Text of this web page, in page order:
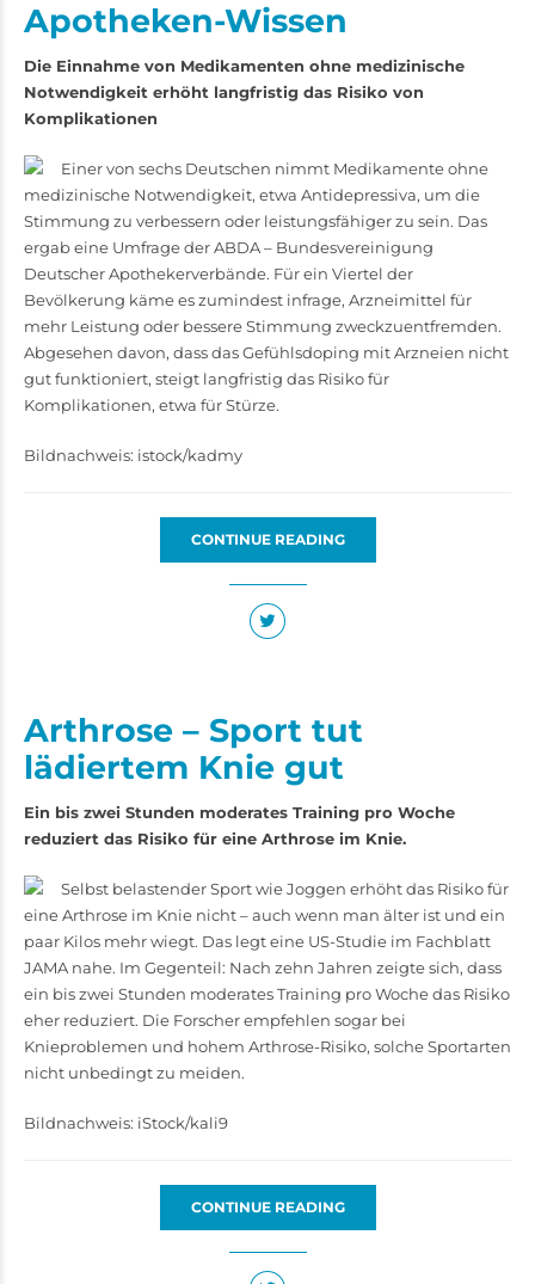
Apotheken-Wissen
Die Einnahme von Medikamenten ohne medizinische
Notwendigkeit erhöht langfristig das Risiko von
Komplikationen
Einer von sechs Deutschen nimmt Medikamente ohne
medizinische Notwendigkeit, etwa Antidepressiva, um die
Stimmung zu verbessern oder leistungsfähiger zu sein. Das
ergab eine Umfrage der ABDA – Bundesvereinigung
Deutscher Apothekerverbände. Für ein Viertel der
Bevölkerung käme es zumindest infrage, Arzneimittel für
mehr Leistung oder bessere Stimmung zweckzuentfremden.
Abgesehen davon, dass das Gefühlsdoping mit Arzneien nicht
gut funktioniert, steigt langfristig das Risiko für
Komplikationen, etwa für Stürze.
Bildnachweis: istock/kadmy
CONTINUE READING
Arthrose – Sport tut
lädiertem Knie gut
Ein bis zwei Stunden moderates Training pro Woche
reduziert das Risiko für eine Arthrose im Knie.
Selbst belastender Sport wie Joggen erhöht das Risiko für
eine Arthrose im Knie nicht – auch wenn man älter ist und ein
paar Kilos mehr wiegt. Das legt eine US-Studie im Fachblatt
JAMA nahe. Im Gegenteil: Nach zehn Jahren zeigte sich, dass
ein bis zwei Stunden moderates Training pro Woche das Risiko
eher reduziert. Die Forscher empfehlen sogar bei
Knieproblemen und hohem Arthrose-Risiko, solche Sportarten
nicht unbedingt zu meiden.
Bildnachweis: iStock/kali9
CONTINUE READING